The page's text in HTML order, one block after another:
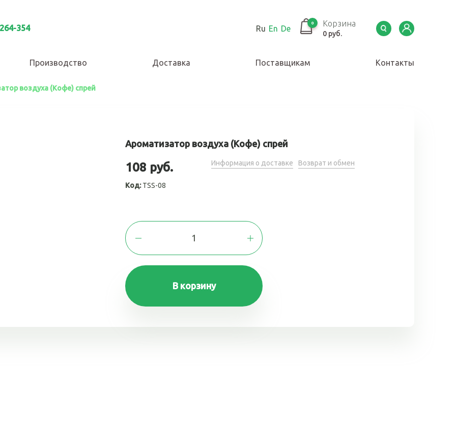
354 Ru En De
0 Корзина
0 руб.
Производство Доставка Поставщикам Контакты
воздуха (Кофе) спрей
Ароматизатор воздуха (Кофе) спрей
108 руб.
Код:TSS-08
Информация о доставке Возврат и обмен
В корзину